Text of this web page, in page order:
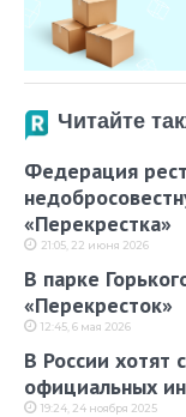
Читайте
Федерация
«Перекрестка»
21:05, 22 июня 2026
В парке
«Перекресток»
12:45, 6 мая 2026
В России хотят
официальных
19:24, 24 ноября 2025